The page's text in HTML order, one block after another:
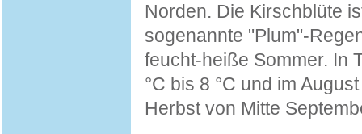
Norden. Die Kirschblüte
sogenannte "Plum"-
feucht-heiße Sommer. In
°C bis 8 °C und im
Herbst von Mitte